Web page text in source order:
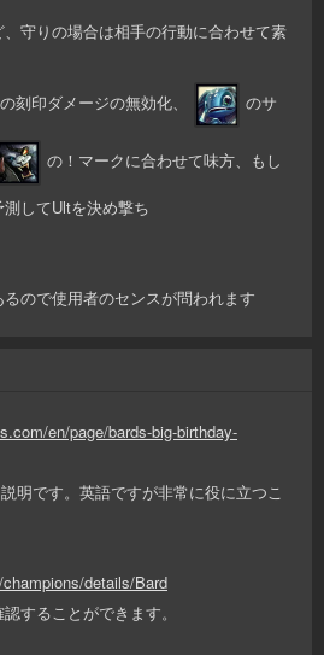
守りの場合は相手の行動に合わせて素
の刻印ダメージの無効化、 のサ
の！マークに合わせて味方、もし
してUltを決め撃ち
ので使用者のセンスが問われます
en/page/bards-big-birthday-
明です。英語ですが非常に役に立つこ
details/Bard
することができます。